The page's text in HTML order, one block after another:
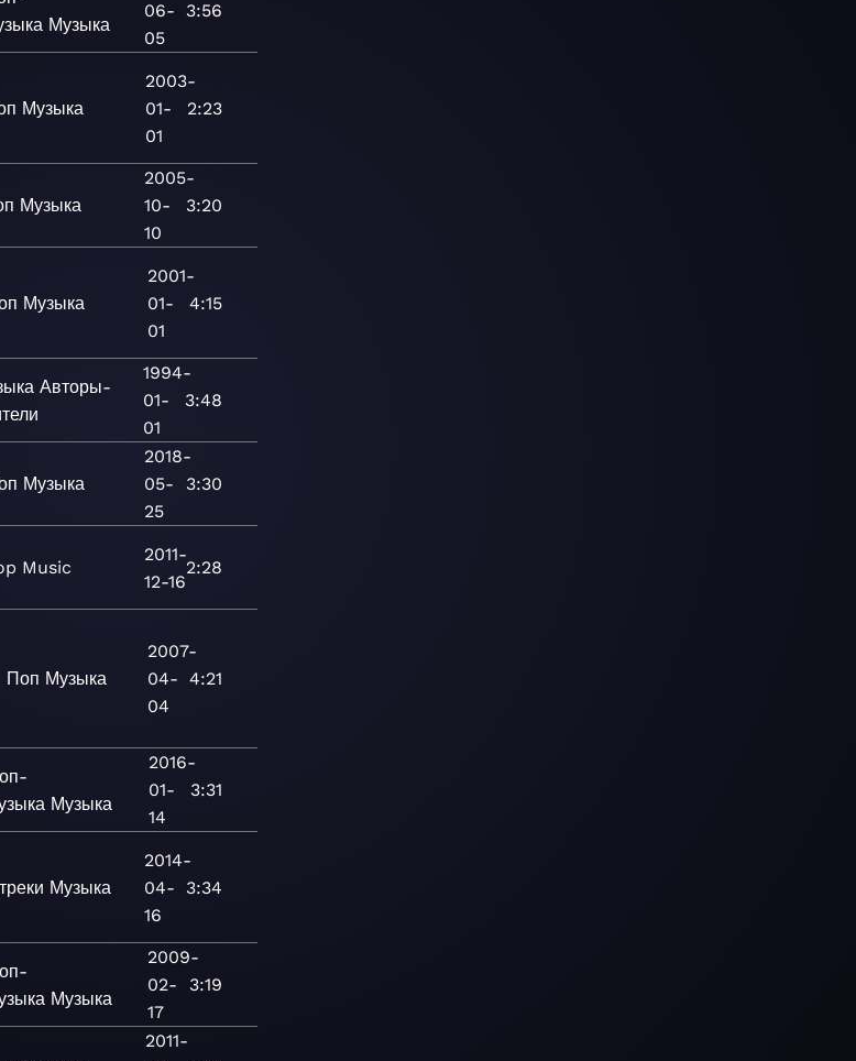
Музыка
06-
05
3:56
Музыка
2003-
01-
01
2:23
Музыка
2005-
10-
10
3:20
Музыка
2001-
01-
01
4:15
Авторы-
1994-
01-
01
3:48
Музыка
2018-
05-
25
3:30
Music
2011-
12-16
2:28
Поп Музыка
2007-
04-
04
4:21
Музыка
2016-
01-
14
3:31
Музыка
2014-
04-
16
3:34
Музыка
2009-
02-
17
3:19
2011-